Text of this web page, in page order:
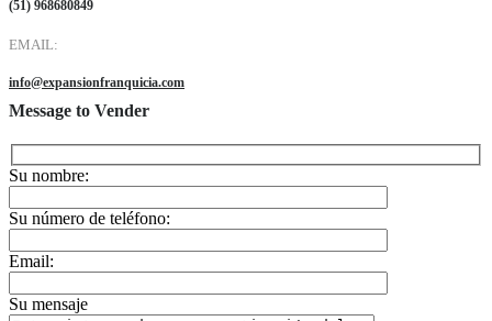
(51) 968680849
EMAIL:
info@expansionfranquicia.com
Message to Vender
Su nombre:
Su número de teléfono:
Email:
Su mensaje